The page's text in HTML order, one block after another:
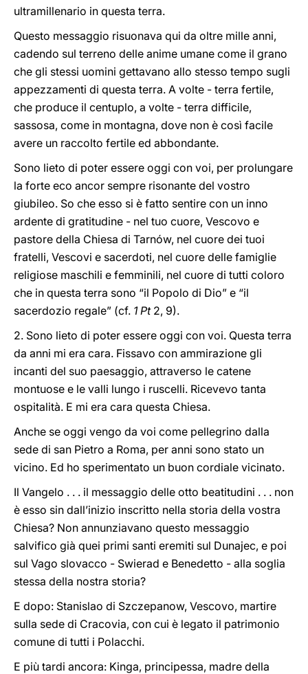
ultramillenario in questa terra.
Questo messaggio risuonava qui da oltre mille anni,
cadendo sul terreno delle anime umane come il grano
che gli stessi uomini gettavano allo stesso tempo sugli
appezzamenti di questa terra. A volte - terra fertile,
che produce il centuplo, a volte - terra difficile,
sassosa, come in montagna, dove non è così facile
avere un raccolto fertile ed abbondante.
Sono lieto di poter essere oggi con voi, per prolungare
la forte eco ancor sempre risonante del vostro
giubileo. So che esso si è fatto sentire con un inno
ardente di gratitudine - nel tuo cuore, Vescovo e
pastore della Chiesa di Tarnów, nel cuore dei tuoi
fratelli, Vescovi e sacerdoti, nel cuore delle famiglie
religiose maschili e femminili, nel cuore di tutti coloro
che in questa terra sono “il Popolo di Dio” e “il
sacerdozio regale” (cf. 1 Pt 2, 9).
2. Sono lieto di poter essere oggi con voi. Questa terra
da anni mi era cara. Fissavo con ammirazione gli
incanti del suo paesaggio, attraverso le catene
montuose e le valli lungo i ruscelli. Ricevevo tanta
ospitalità. E mi era cara questa Chiesa.
Anche se oggi vengo da voi come pellegrino dalla
sede di san Pietro a Roma, per anni sono stato un
vicino. Ed ho sperimentato un buon cordiale vicinato.
Il Vangelo . . . il messaggio delle otto beatitudini . . . non
è esso sin dall’inizio inscritto nella storia della vostra
Chiesa? Non annunziavano questo messaggio
salvifico già quei primi santi eremiti sul Dunajec, e poi
sul Vago slovacco - Swierad e Benedetto - alla soglia
stessa della nostra storia?
E dopo: Stanislao di Szczepanow, Vescovo, martire
sulla sede di Cracovia, con cui è legato il patrimonio
comune di tutti i Polacchi.
E più tardi ancora: Kinga, principessa, madre della